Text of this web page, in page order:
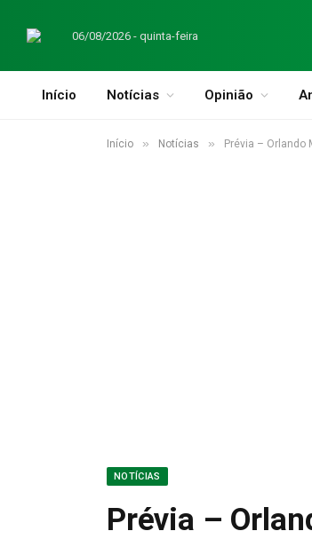
06/08/2026 - quinta-feira
Início Notícias Opinião
Início » Notícias » Prévia – Orlando
NOTÍCIAS
Prévia –